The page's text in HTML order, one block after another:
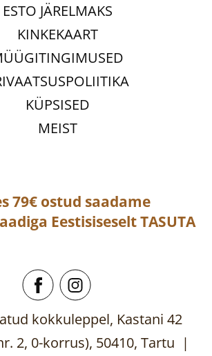
ESTO JÄRELMAKS
KINKEKAART
KÜPSISED
MEIST
79€ ostud saadame
EestisiseseltTASUTA
kokkuleppel, Kastani 42
2, 0-korrus), 50410, Tartu |